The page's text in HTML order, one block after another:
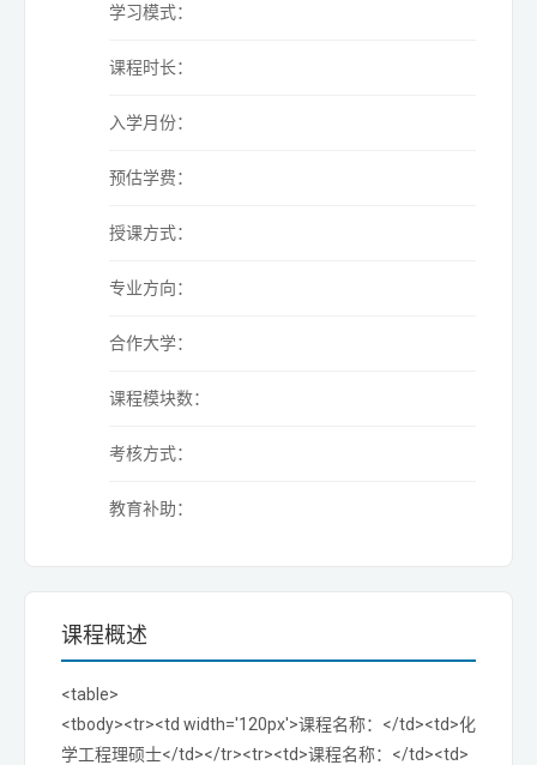
学习模式：
课程时长：
入学月份：
预估学费：
授课方式：
专业方向：
合作大学：
课程模块数：
考核方式：
教育补助：
课程概述
<table>
<tbody><tr><td width='120px'>课程名称：</td><td>化
学工程理硕士</td></tr><tr><td>课程名称：</td><td>